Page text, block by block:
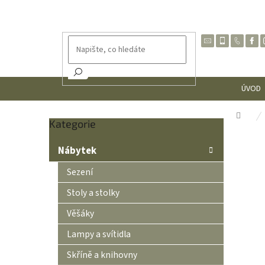
ÚVOD
Domů
P
Přeskočit
Kategorie
Nábytek
Sezení
Stoly a stolky
Věšáky
Lampy a svítidla
Skříně a knihovny